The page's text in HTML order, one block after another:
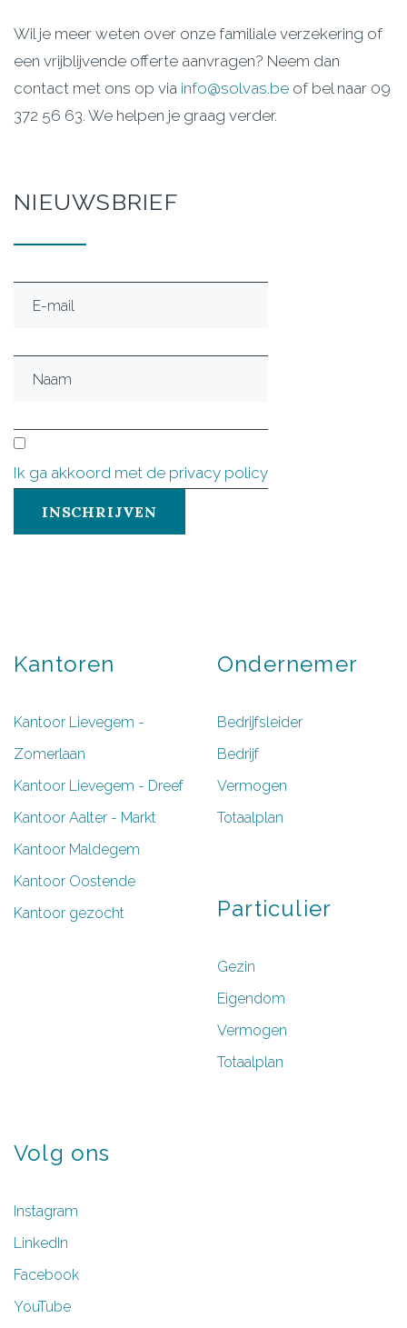
Wil je meer weten over onze familiale verzekering of
een vrijblijvende offerte aanvragen? Neem dan
contact met ons op via info@solvas.be of bel naar 09
372 56 63. We helpen je graag verder.
NIEUWSBRIEF
Ik ga akkoord met de privacy policy
Kantoren
Kantoor Lievegem -
Zomerlaan
Kantoor Lievegem - Dreef
Kantoor Aalter - Markt
Kantoor Maldegem
Kantoor Oostende
Kantoor gezocht
Ondernemer
Bedrijfsleider
Bedrijf
Vermogen
Totaalplan
Particulier
Gezin
Eigendom
Vermogen
Totaalplan
Volg ons
Instagram
LinkedIn
Facebook
YouTube